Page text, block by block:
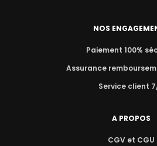
NOS
Paiement 100%
Assurance
Service client
A PROPOS
CGV et CGU